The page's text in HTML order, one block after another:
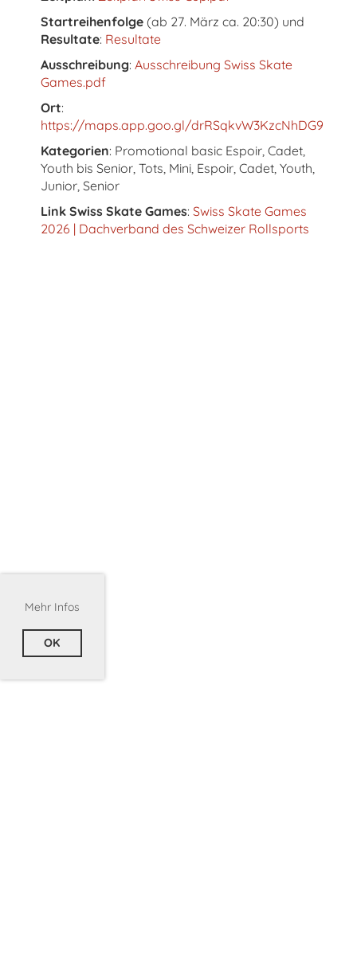
Mehr Infos
OK
Startreihenfolge (ab 27. März ca. 20:30) und
Resultate: Resultate
Ausschreibung: Ausschreibung Swiss Skate
Games.pdf
Ort:
https://maps.app.goo.gl/drRSqkvW3KzcNhDG9
Kategorien: Promotional basic Espoir, Cadet,
Youth bis Senior, Tots, Mini, Espoir, Cadet, Youth,
Junior, Senior
Link Swiss Skate Games: Swiss Skate Games
2026 | Dachverband des Schweizer Rollsports